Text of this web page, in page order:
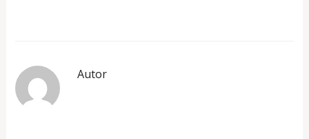
Autor